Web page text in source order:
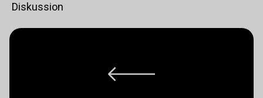
Diskussion